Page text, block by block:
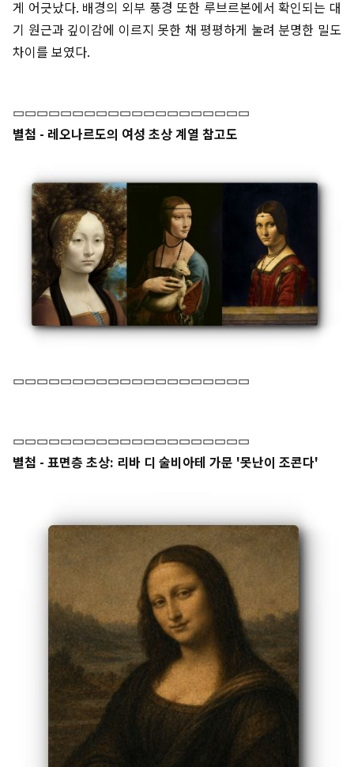
게 어긋났다. 배경의 외부 풍경 또한 루브르본에서 확인되는 대
기 원근과 깊이감에 이르지 못한 채 평평하게 눌려 분명한 밀도
차이를 보였다.
▭▭▭▭▭▭▭▭▭▭▭▭▭▭▭▭▭▭▭▭
별첨 - 레오나르도의 여성 초상 계열 참고도
▭▭▭▭▭▭▭▭▭▭▭▭▭▭▭▭▭▭▭▭
▭▭▭▭▭▭▭▭▭▭▭▭▭▭▭▭▭▭▭▭
별첨 - 표면층 초상: 리바 디 술비아테 가문 '못난이 조콘다'